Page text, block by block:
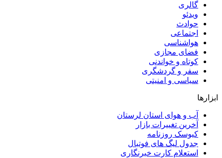
گالری
ویدئو
حوادث
اجتماعی
هواشناسی
فضای مجازی
کوتاه و خواندنی
سفر و گردشگری
سیاسی و امنیتی
ابزارها
آب و هوای استان لرستان
آخرین تغییرات بازار
کیوسک روزنامه
جدول لیگ های فوتبال
استعلام کارت خبرنگاری